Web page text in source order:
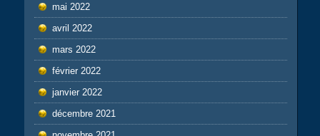
mai 2022
avril 2022
mars 2022
février 2022
janvier 2022
décembre 2021